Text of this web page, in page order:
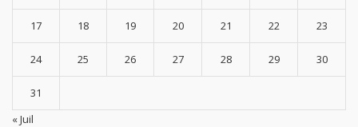
17 18 19 20 21 22 23
24 25 26 27 28 29 30
31
« Juil